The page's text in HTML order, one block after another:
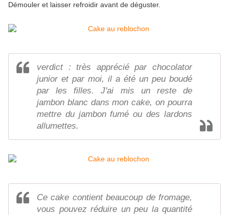
Démouler et laisser refroidir avant de déguster.
verdict : très apprécié par chocolator
junior et par moi, il a été un peu boudé
par les filles. J'ai mis un reste de
jambon blanc dans mon cake, on pourra
mettre du jambon fumé ou des lardons
allumettes.
Ce cake contient beaucoup de fromage,
vous pouvez réduire un peu la quantité